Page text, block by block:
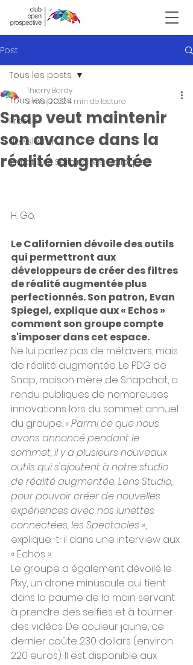
Victor Hugo
Post
Tous les posts
Presse
Newsletter
Invitations Seminaires Colloques
Tous les posts
Snap veut maintenir
son avance dans la
réalité augmentée
Thierry Bardy
2 mai 20224 min de lecture
H. Go.
Le Californien dévoile des outils
qui permettront aux
développeurs de créer des filtres
de réalité augmentée plus
perfectionnés. Son patron, Evan
Spiegel, explique aux « Echos »
comment son groupe compte
s'imposer dans cet espace.
Ne lui parlez pas de métavers, mais
de réalité augmentée. Le PDG de
Snap, maison mère de Snapchat, a
rendu publiques de nombreuses
innovations lors du sommet annuel
du groupe. « Parmi ce que nous
avons annoncé pendant le
sommet, il y a plusieurs nouveaux
outils qui s'ajoutent à notre studio
de réalité augmentée, Lens Studio,
pour pouvoir créer de nouvelles
expériences avec nos lunettes
connectées, les Spectacles »,
explique-t-il dans une interview aux
« Echos ».
Le groupe a également dévoilé le
Pixy, un drone minuscule qui tient
dans la paume de la main servant
à prendre des selfies et à tourner
des vidéos. De couleur jaune, ce
dernier coûte 230 dollars (environ
220 euros). Il est disponible aux